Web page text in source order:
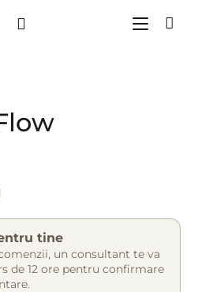
tine
un consultant te va
de 12 ore pentru confirmare